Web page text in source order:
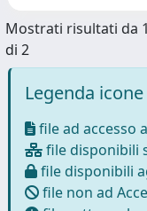
Mostrati risultati da
di 2
Legenda icone
file ad accesso
file disponibili
file disponibili
file non ad